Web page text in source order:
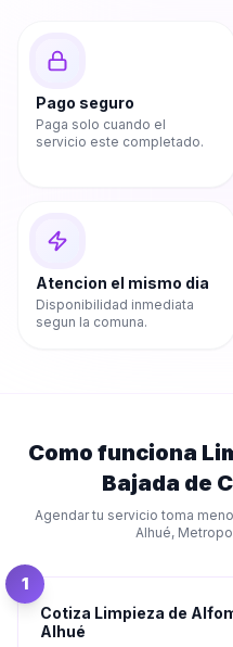
Pago seguro
Paga solo cuando el
servicio este completado.
Atencion el mismo dia
Disponibilidad inmediata
segun la comuna.
Como funciona
Bajada de
Agendar tu servicio toma
Alhué,
1
Cotiza Limpieza de
Alhué